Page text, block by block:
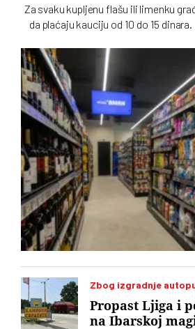
Za svaku kupljenu flašu ili limenku
da plaćaju kauciju od 10 do 15
Zbog izgradnje
Propast Ljiga i
na Ibarskoj